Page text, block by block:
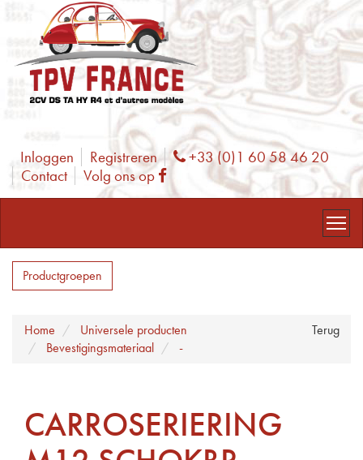
Inloggen Registreren Phone
+33 (0)1 60 58 46 20
Contact
Volg ons op Facebook
Productgroepen
Terug
Home
Universele producten
Bevestigingsmateriaal
-
CARROSERIERING